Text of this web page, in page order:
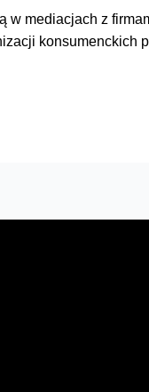
w mediacjach z
konsumenckich